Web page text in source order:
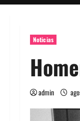
Noticias
admin